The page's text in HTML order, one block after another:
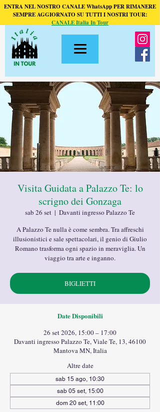
ENTRA NEL NOSTRO CANALE WhatsApp PER RIMANERE
SEMPRE AGGIORNATO SU TUTTI I NOSTRI TOUR:
CANALE Italia In Tour
Visita Guidata a Palazzo Te: lo
scrigno dei Gonzaga
sab 26 set
  |
Davanti ingresso Palazzo Te
A Palazzo Te nulla è come sembra. Tra affreschi
illusionistici e sale spettacolari, il genio di Giulio
Romano trasforma ogni spazio in meraviglia. Un
viaggio tra arte e inganno.
BIGLIETTI
Date Disponibili
26 set 2026, 15:00 – 17:00
Davanti ingresso Palazzo Te, Viale Te, 13, 46100
Mantova MN, Italia
Altre date
sab 15 ago, 10:30
sab 05 set, 15:00
dom 20 set, 11:00